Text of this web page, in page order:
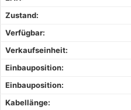
Zustand:
Verfügbar:
Verkaufseinheit:
Einbauposition:
Einbauposition:
Kabellänge: